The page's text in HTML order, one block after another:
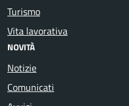
Turismo
Vita lavorativa
NOVITÀ
Notizie
Comunicati